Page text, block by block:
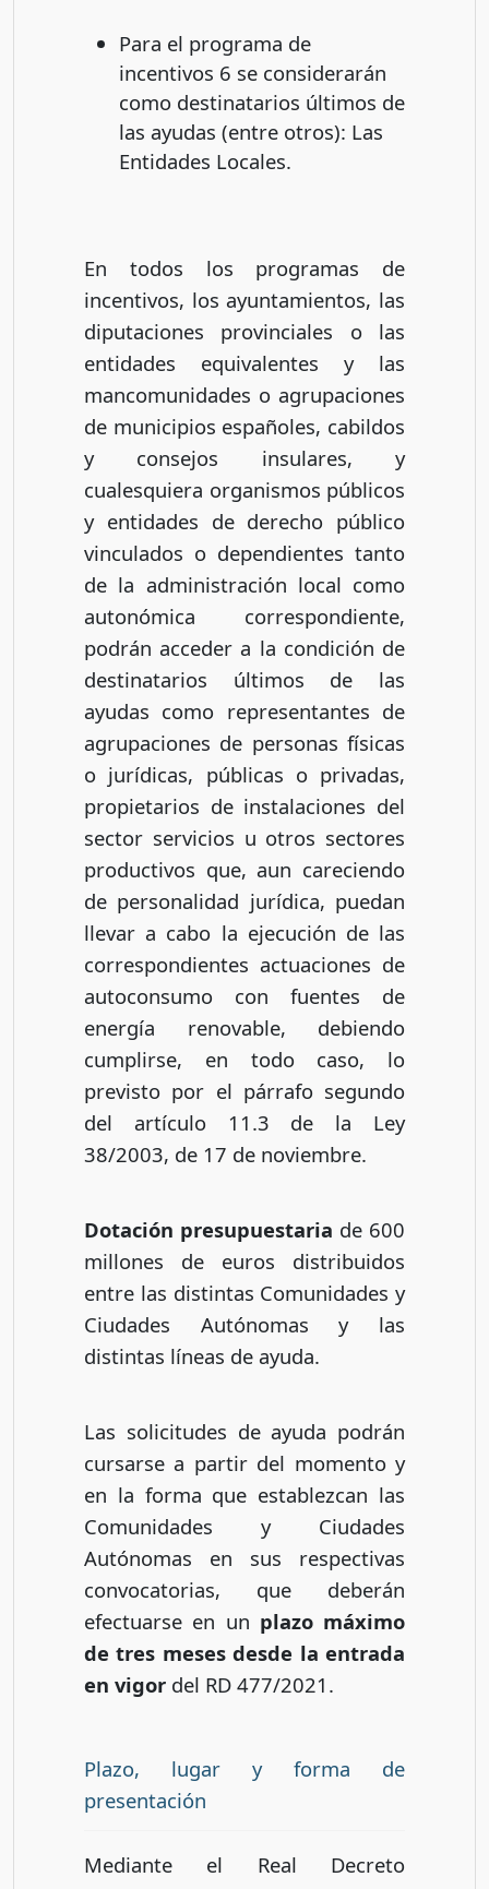
Para el programa de
incentivos 6 se considerarán
como destinatarios últimos de
las ayudas (entre otros): Las
Entidades Locales.
En todos los programas de
incentivos, los ayuntamientos, las
diputaciones provinciales o las
entidades equivalentes y las
mancomunidades o agrupaciones
de municipios españoles, cabildos
y consejos insulares, y
cualesquiera organismos públicos
y entidades de derecho público
vinculados o dependientes tanto
de la administración local como
autonómica correspondiente,
podrán acceder a la condición de
destinatarios últimos de las
ayudas como representantes de
agrupaciones de personas físicas
o jurídicas, públicas o privadas,
propietarios de instalaciones del
sector servicios u otros sectores
productivos que, aun careciendo
de personalidad jurídica, puedan
llevar a cabo la ejecución de las
correspondientes actuaciones de
autoconsumo con fuentes de
energía renovable, debiendo
cumplirse, en todo caso, lo
previsto por el párrafo segundo
del artículo 11.3 de la Ley
38/2003, de 17 de noviembre.
Dotación presupuestaria de 600
millones de euros distribuidos
entre las distintas Comunidades y
Ciudades Autónomas y las
distintas líneas de ayuda.
Las solicitudes de ayuda podrán
cursarse a partir del momento y
en la forma que establezcan las
Comunidades y Ciudades
Autónomas en sus respectivas
convocatorias, que deberán
efectuarse en un plazo máximo
de tres meses desde la entrada
en vigor del RD 477/2021.
Plazo, lugar y forma de
presentación
Mediante el Real Decreto